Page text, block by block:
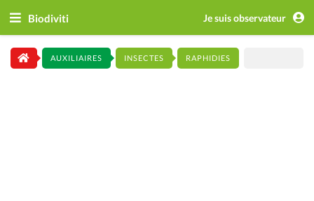
Biodiviti Je suis observateur
AUXILIAIRES INSECTES RAPHIDIES